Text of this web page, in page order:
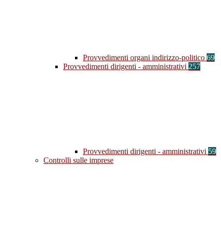
Provvedimenti organi indirizzo-politico 69
Provvedimenti dirigenti - amministrativi 257
Provvedimenti dirigenti - amministrativi 59
Controlli sulle imprese